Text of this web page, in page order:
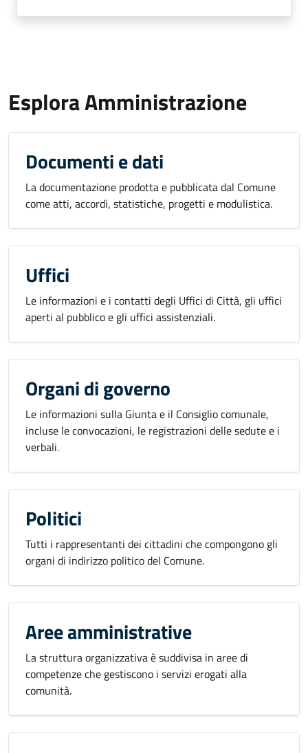
Esplora Amministrazione
Documenti e dati
La documentazione prodotta e pubblicata dal Comune
come atti, accordi, statistiche, progetti e modulistica.
Uffici
Le informazioni e i contatti degli Uffici di Città, gli uffici
aperti al pubblico e gli uffici assistenziali.
Organi di governo
Le informazioni sulla Giunta e il Consiglio comunale,
incluse le convocazioni, le registrazioni delle sedute e i
verbali.
Politici
Tutti i rappresentanti dei cittadini che compongono gli
organi di indirizzo politico del Comune.
Aree amministrative
La struttura organizzativa è suddivisa in aree di
competenze che gestiscono i servizi erogati alla
comunità.